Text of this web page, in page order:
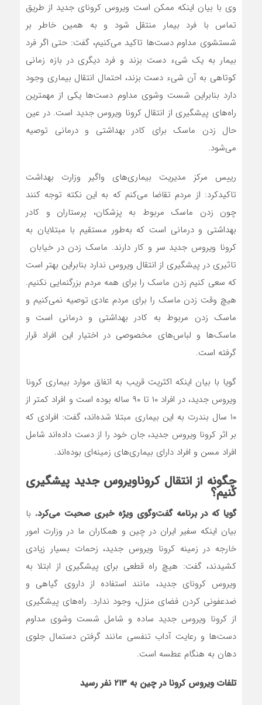
وی با بیان اینکه ممکن است ویروس کرونای جدید از طریق
تماس با فرد بیمار منتقل شود و به همین خاطر بر
شستشوی مداوم دست‌ها تاکید می‌کنیم، گفت: حتی اگر فرد
بیمار به یک شیء دست بزند و فرد دیگری در بازه زمانی
کوتاهی به آن شیء دست بزند، احتمال انتقال بیماری وجود
دارد بنابراین شست وشوی مداوم دست‌ها یکی از مهمترین
راه‌های پیشگیری از انتقال کرونا ویروس جدید است. در عین
حال زدن ماسک برای کادر بهداشتی و درمانی توصیه
می‌شود.
رییس مرکز مدیریت بیماری‌های واگیر وزارت بهداشت
تاکیدکرد: از مردم تقاضا می‌کنم که به این نکته توجه کنند
چون زدن ماسک مربوط به پزشکان، پرستاران و کادر
بهداشتی و درمانی است که به‌طور مستقیم با مبتلایان به
کرونا ویروس جدید سر و کار دارند. ماسک زدن در خیابان
تاثیری در پیشگیری از انتقال ویروس ندارد بنابراین بهتر است
که سعی کنیم زدن ماسک را برای همه مردم بزرگنمایی نکنیم.
هیچ وقت زدن ماسک را برای مردم عادی توصیه نمی‌کنیم و
ماسک زدن مربوط به کادر بهداشتی و درمانی است و
ماسک‌ها و لباس‌های مخصوصی در اختیار این افراد قرار
گرفته است.
گویا با بیان اینکه اکثریت قریب به اتفاق موارد بیماری کرونا
ویروس جدید، در افراد ۱۰ تا ۹۰ ساله بوده است و افراد کمتر از
۱۰ سال بندرت به این بیماری مبتلا شده‌اند، گفت: افرادی که
بر اثر کرونا ویروس جدید، جان خود را از دست داده‌اند شامل
افراد مسن و افراد دارای بیماری‌های زمینه‌ای بوده‌اند.
چگونه از انتقال کروناویروس جدید پیشگیری
کنیم؟
گویا که در برنامه گفت‌وگوی ویژه خبری صحبت می‌کرد، با
بیان اینکه سفیر ایران در چین و همکاران ما در وزارت امور
خارجه در زمینه کرونا ویروس جدید، زحمات بسیار زیادی
کشیدند، گفت: هیچ راه قطعی برای پیشگیری از ابتلا به
ویروس کرونای جدید، مانند استفاده از داروی گیاهی و
ضدعفونی کردن فضای منزل، وجود ندارد. راه‌های پیشگیری
از کرونا ویروس جدید ساده و شامل شست وشوی مداوم
دست‌ها و رعایت آداب تنفسی مانند گرفتن دستمال جلوی
دهان به هنگام عطسه است.
تلفات ویروس کرونا در چین به ۲۱۳ نفر رسید